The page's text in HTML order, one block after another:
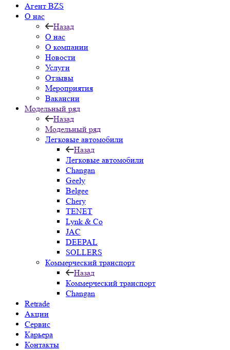
Агент BZS
О нас
Назад
О нас
О компании
Новости
Услуги
Отзывы
Мероприятия
Вакансии
Модельный ряд
Назад
Модельный ряд
Легковые автомобили
Назад
Легковые автомобили
Changan
Geely
Belgee
Chery
TENET
Lynk & Co
JAC
DEEPAL
SOLLERS
Коммерческий транспорт
Назад
Коммерческий транспорт
Changan
Retrade
Акции
Сервис
Карьера
Контакты